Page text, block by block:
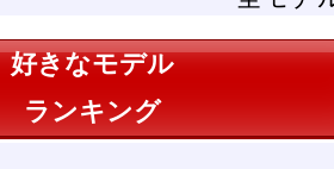
好きなモデル
ランキング